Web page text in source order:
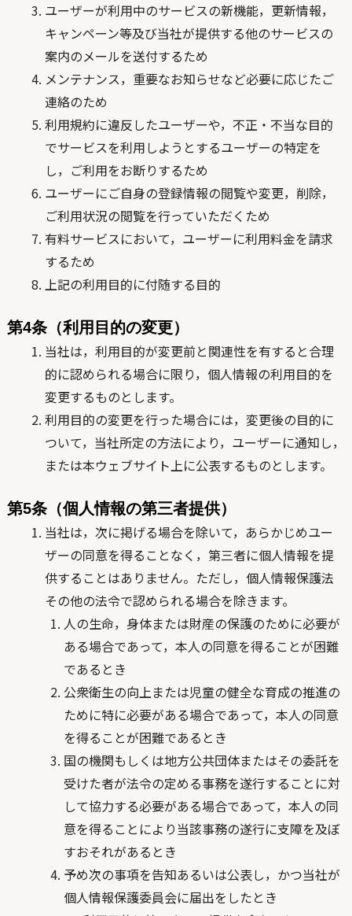
ユーザーが利用中のサービスの新機能，更新情報，
キャンペーン等及び当社が提供する他のサービスの
案内のメールを送付するため
メンテナンス，重要なお知らせなど必要に応じたご
連絡のため
利用規約に違反したユーザーや，不正・不当な目的
でサービスを利用しようとするユーザーの特定を
し，ご利用をお断りするため
ユーザーにご自身の登録情報の閲覧や変更，削除，
ご利用状況の閲覧を行っていただくため
有料サービスにおいて，ユーザーに利用料金を請求
するため
上記の利用目的に付随する目的
第4条（利用目的の変更）
当社は，利用目的が変更前と関連性を有すると合理
的に認められる場合に限り，個人情報の利用目的を
変更するものとします。
利用目的の変更を行った場合には，変更後の目的に
ついて，当社所定の方法により，ユーザーに通知し，
または本ウェブサイト上に公表するものとします。
第5条（個人情報の第三者提供）
当社は，次に掲げる場合を除いて，あらかじめユー
ザーの同意を得ることなく，第三者に個人情報を提
供することはありません。ただし，個人情報保護法
その他の法令で認められる場合を除きます。
人の生命，身体または財産の保護のために必要が
ある場合であって，本人の同意を得ることが困難
であるとき
公衆衛生の向上または児童の健全な育成の推進の
ために特に必要がある場合であって，本人の同意
を得ることが困難であるとき
国の機関もしくは地方公共団体またはその委託を
受けた者が法令の定める事務を遂行することに対
して協力する必要がある場合であって，本人の同
意を得ることにより当該事務の遂行に支障を及ぼ
すおそれがあるとき
予め次の事項を告知あるいは公表し，かつ当社が
個人情報保護委員会に届出をしたとき